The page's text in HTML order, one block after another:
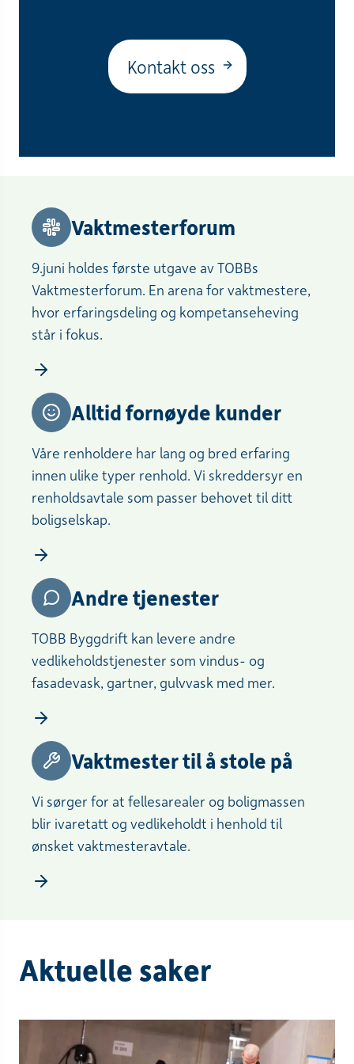
Kontakt oss
Vaktmesterforum
9.juni holdes første utgave av TOBBs
Vaktmesterforum. En arena for vaktmestere,
hvor erfaringsdeling og kompetanseheving
står i fokus.
Alltid fornøyde kunder
Våre renholdere har lang og bred erfaring
innen ulike typer renhold. Vi skreddersyr en
renholdsavtale som passer behovet til ditt
boligselskap.
Andre tjenester
TOBB Byggdrift kan levere andre
vedlikeholdstjenester som vindus- og
fasadevask, gartner, gulvvask med mer.
Vaktmester til å stole på
Vi sørger for at fellesarealer og boligmassen
blir ivaretatt og vedlikeholdt i henhold til
ønsket vaktmesteravtale.
Aktuelle saker